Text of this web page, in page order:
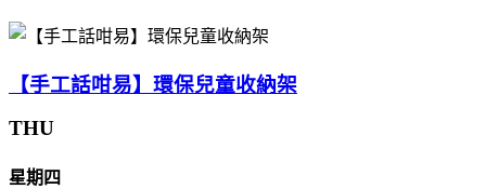
【手工話咁易】環保兒童收納架
THU
星期四